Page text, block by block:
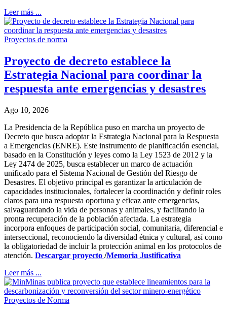
Leer más ...
Proyectos de norma
Proyecto de decreto establece la
Estrategia Nacional para coordinar la
respuesta ante emergencias y desastres
Ago 10, 2026
La Presidencia de la República puso en marcha un proyecto de
Decreto que busca adoptar la Estrategia Nacional para la Respuesta
a Emergencias (ENRE). Este instrumento de planificación esencial,
basado en la Constitución y leyes como la Ley 1523 de 2012 y la
Ley 2474 de 2025, busca establecer un marco de actuación
unificado para el Sistema Nacional de Gestión del Riesgo de
Desastres. El objetivo principal es garantizar la articulación de
capacidades institucionales, fortalecer la coordinación y definir roles
claros para una respuesta oportuna y eficaz ante emergencias,
salvaguardando la vida de personas y animales, y facilitando la
pronta recuperación de la población afectada. La estrategia
incorpora enfoques de participación social, comunitaria, diferencial e
interseccional, reconociendo la diversidad étnica y cultural, así como
la obligatoriedad de incluir la protección animal en los protocolos de
atención. Descargar proyecto /Memoria Justificativa
Leer más ...
Proyectos de Norma